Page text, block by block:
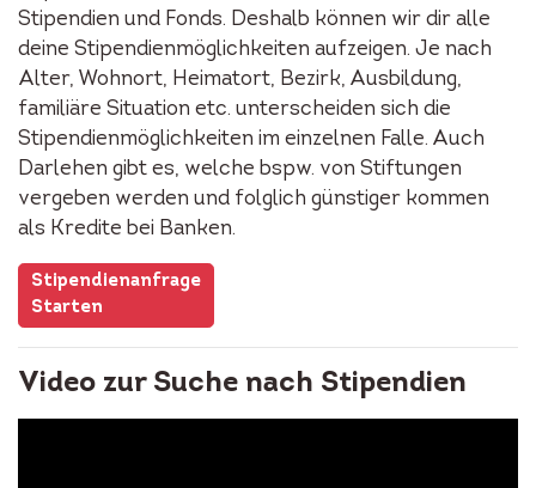
Stipendien und Fonds. Deshalb können wir dir alle
deine Stipendienmöglichkeiten aufzeigen. Je nach
Alter, Wohnort, Heimatort, Bezirk, Ausbildung,
familiäre Situation etc. unterscheiden sich die
Stipendienmöglichkeiten im einzelnen Falle. Auch
Darlehen gibt es, welche bspw. von Stiftungen
vergeben werden und folglich günstiger kommen
als Kredite bei Banken.
Stipendienanfrage
Starten
Video zur Suche nach Stipendien